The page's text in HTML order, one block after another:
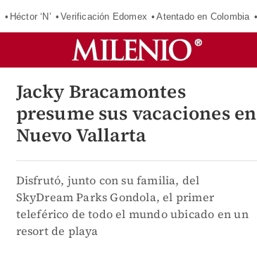
Héctor ‘N’ Verificación Edomex Atentado en Colombia
Jacky Bracamontes
presume sus vacaciones en
Nuevo Vallarta
Disfrutó, junto con su familia, del
SkyDream Parks Gondola, el primer
teleférico de todo el mundo ubicado en un
resort de playa